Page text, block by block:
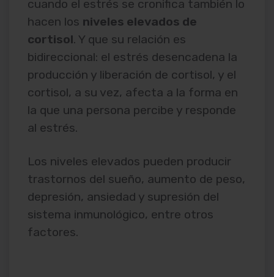
cuando el estrés se cronifica también lo
hacen los niveles elevados de
cortisol. Y que su relación es
bidireccional: el estrés desencadena la
producción y liberación de cortisol, y el
cortisol, a su vez, afecta a la forma en
la que una persona percibe y responde
al estrés.
Los niveles elevados pueden producir
trastornos del sueño, aumento de peso,
depresión, ansiedad y supresión del
sistema inmunológico, entre otros
factores.